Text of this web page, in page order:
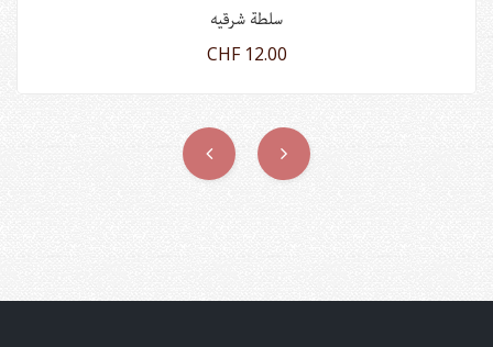
سلطة شرقيه
CHF 12.00